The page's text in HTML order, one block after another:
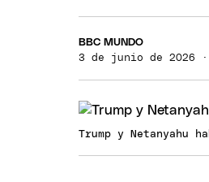
BBC MUNDO
3 de junio de 2026
Trump y